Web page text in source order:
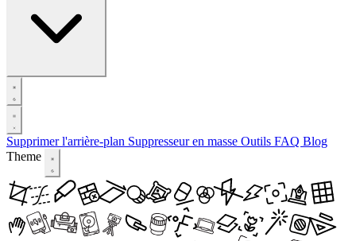
Supprimer l'arrière-plan Suppresseur en masse Outils FAQ Blog
Theme